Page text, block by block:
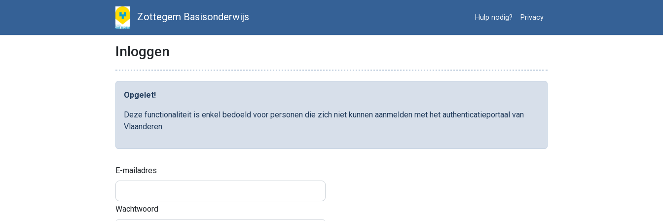
Zottegem Basisonderwijs Hulp nodig? Privacy
Inloggen
Opgelet!
Deze functionaliteit is enkel bedoeld voor personen die zich niet kunnen aanmelden met het authenticatieportaal van
Vlaanderen.
E-mailadres
Wachtwoord